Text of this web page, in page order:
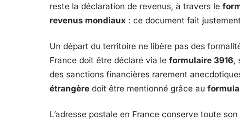
reste la déclaration de revenus, à travers le
revenus mondiaux : ce document fait
Un départ du territoire ne libère pas des
France doit être déclaré via le formulaire 3916,
des sanctions financières rarement
étrangère doit être mentionné grâce au
L’adresse postale en France conserve toute